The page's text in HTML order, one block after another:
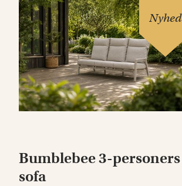
Nyhed
Bumblebee 3-personers
sofa